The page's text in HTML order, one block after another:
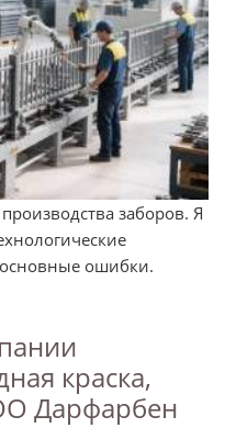
заборов. Я
ошибки.
краска,
Дарфарбен